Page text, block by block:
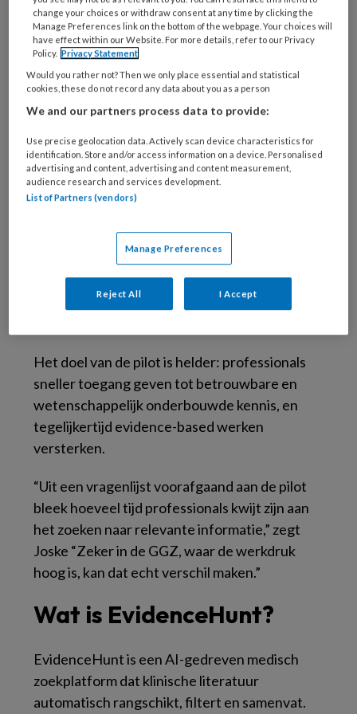
AI en evidence-based
werken
De pilot met EvidenceHuntstaat niet op
zichzelf. Volgens Joske maakt het onderdeel
uit van een bredere beweging binnen Accare
richting toekomstgericht en efficiënter
werken.
rondom digitale innovatie,” legt ze uit. “Denk
aan automatische verslaglegging, slimmere
kamerplanning en het gebruik van AI-tools
zoals Copilot. EvidenceHunt past binnen die
Het doel van de pilot is helder: professionals
sneller toegang geven tot betrouwbare en
wetenschappelijk onderbouwde kennis, en
tegelijkertijd evidence-based werken
versterken.
“Uit een vragenlijst voorafgaand aan de pilot
bleek hoeveel tijd professionals kwijt zijn aan
het zoeken naar relevante informatie,” zegt
Joske “Zeker in de GGZ, waar de werkdruk
hoog is, kan dat echt verschil maken.”
Wat is EvidenceHunt?
EvidenceHunt is een AI-gedreven medisch
zoekplatform dat klinische literatuur
automatisch rangschikt, filtert en samenvat.
change your choices or withdraw consent at any time by clicking the
Manage Preferences link on the bottom of the webpage. Your choices will
have effect within our Website. For more details, refer to our Privacy
Policy. Privacy Statement
Would you rather not? Then we only place essential and statistical
cookies, these do not record any data about you as a person
We and our partners process data to provide:
Use precise geolocation data. Actively scan device characteristics for
identification. Store and/or access information on a device. Personalised
advertising and content, advertising and content measurement,
audience research and services development.
List of Partners (vendors)
Manage Preferences
Reject All I Accept